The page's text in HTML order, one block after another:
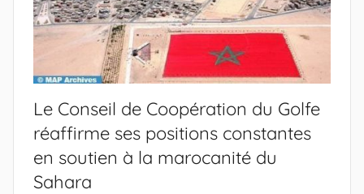
Le Conseil de Coopération du Golfe
réaffirme ses positions constantes
en soutien à la marocanité du
Sahara